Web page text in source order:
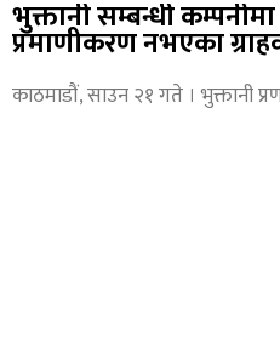
भुक्तानी सम्बन्धी
प्रमाणीकरण नभएका
काठमाडौं, साउन २१ गते । भुक्तानी